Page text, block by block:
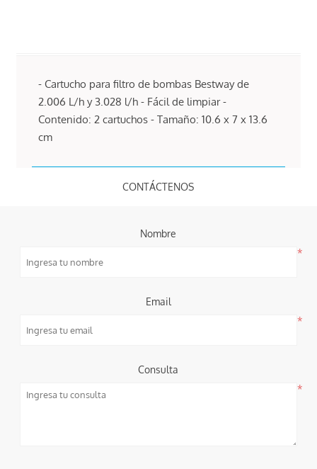
- Cartucho para filtro de bombas Bestway de
2.006 L/h y 3.028 l/h - Fácil de limpiar -
Contenido: 2 cartuchos - Tamaño: 10.6 x 7 x 13.6
cm
CONTÁCTENOS
Nombre
*
Email
*
Consulta
*